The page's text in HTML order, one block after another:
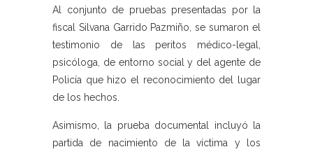
Al conjunto de pruebas presentadas por la
fiscal Silvana Garrido Pazmiño, se sumaron el
testimonio de las peritos médico-legal,
psicóloga, de entorno social y del agente de
Policía que hizo el reconocimiento del lugar
de los hechos.
Asimismo, la prueba documental incluyó la
partida de nacimiento de la víctima y los